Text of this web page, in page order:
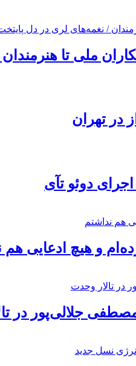
ملی تا
در تهران
اجرای دوئو تآی
و هیچ ادعایی هم
جلالی‌پور در